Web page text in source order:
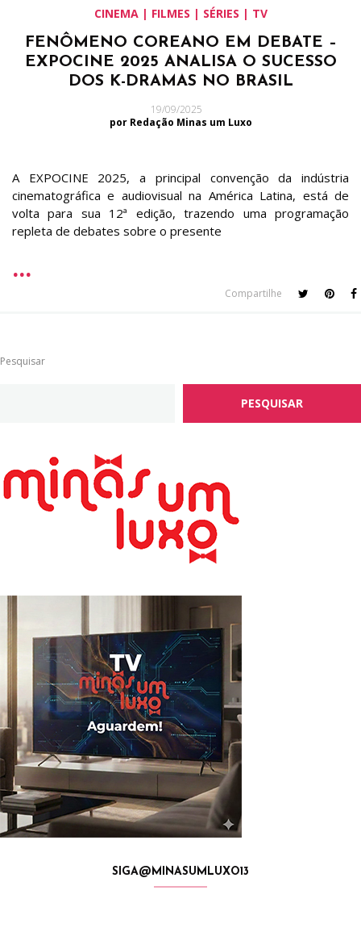
CINEMA | FILMES | SÉRIES | TV
FENÔMENO COREANO EM DEBATE –
EXPOCINE 2025 ANALISA O SUCESSO
DOS K-DRAMAS NO BRASIL
19/09/2025
por Redação Minas um Luxo
A EXPOCINE 2025, a principal convenção da indústria
cinematográfica e audiovisual na América Latina, está de
volta para sua 12ª edição, trazendo uma programação
repleta de debates sobre o presente
Compartilhe
Pesquisar
PESQUISAR
SIGA@MINASUMLUXO13